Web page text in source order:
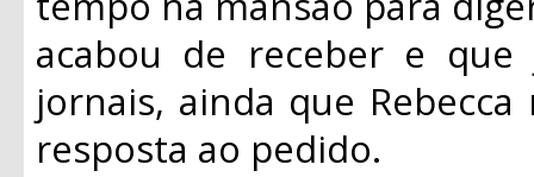
acabou de receber e
jornais, ainda que
resposta ao pedido.